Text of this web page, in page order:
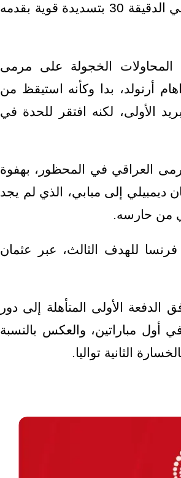
وافتتح النجم الفرنسي كيليان مبابي التسجيل في الدقيقة 30 بتسديدة قوية بقدمه
الخجولة على مرمى
أرنولد، بدا وكأنه استيقظ من
الأولى، لكنه افتقر للحدة في
العراقي في المحظور، بهفوة
ديمبيلي إلى مبابي، الذي لم يجد
من حارسه.
بتسجيل فرنسا للهدف الثالث، عبر عثمان
الأولى المتأهلة إلى دور
في أول مباراتين، والعكس بالنسبة
الثانية تواليا.